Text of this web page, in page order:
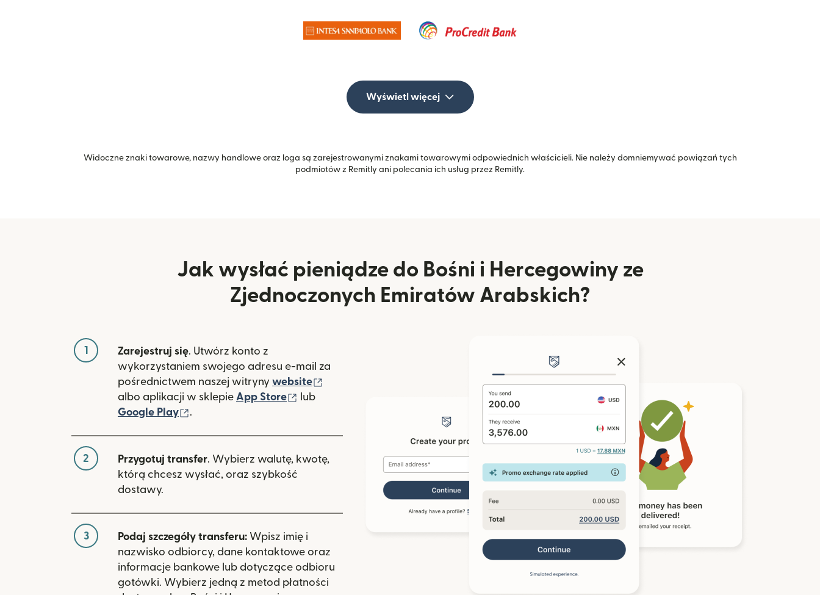
Wyświetl więcej
Widoczne znaki towarowe, nazwy handlowe oraz loga są zarejestrowanymi znakami towarowymi odpowiednich właścicieli. Nie należy domniemywać powiązań tych
podmiotów z Remitly ani polecania ich usług przez Remitly.
Jak wysłać pieniądze do Bośni i Hercegowiny ze
Zjednoczonych Emiratów Arabskich?
1 Zarejestruj się. Utwórz konto z
wykorzystaniem swojego adresu e-mail za
pośrednictwem naszej witryny website
albo aplikacji w sklepie App Store (otwiera się w nowym oknie)
lub
Google Play
.
2 Przygotuj transfer. Wybierz walutę, kwotę,
którą chcesz wysłać, oraz szybkość
dostawy.
3 Podaj szczegóły transferu: Wpisz imię i
nazwisko odbiorcy, dane kontaktowe oraz
informacje bankowe lub dotyczące odbioru
gotówki. Wybierz jedną z metod płatności